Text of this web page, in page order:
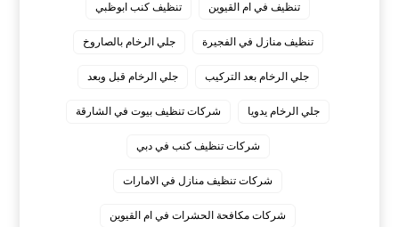
تنظيف في ام القيوين تنظيف كنب ابوظبي
تنظيف منازل في الفجيرة جلي الرخام بالصاروخ
جلي الرخام بعد التركيب جلي الرخام قبل وبعد
جلي الرخام يدويا شركات تنظيف بيوت في الشارقة
شركات تنظيف كنب في دبي
شركات تنظيف منازل في الامارات
شركات مكافحة الحشرات في ام القيوين